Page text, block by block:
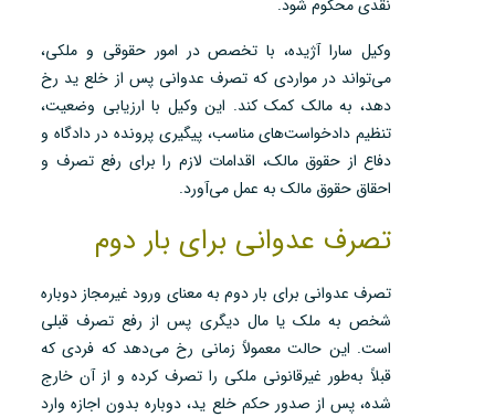
نقدی محکوم شود.
وکیل سارا آژیده، با تخصص در امور حقوقی و ملکی،
می‌تواند در مواردی که تصرف عدوانی پس از خلع ید رخ
دهد، به مالک کمک کند. این وکیل با ارزیابی وضعیت،
تنظیم دادخواست‌های مناسب، پیگیری پرونده در دادگاه و
دفاع از حقوق مالک، اقدامات لازم را برای رفع تصرف و
احقاق حقوق مالک به عمل می‌آورد.
تصرف عدوانی برای بار دوم
تصرف عدوانی برای بار دوم به معنای ورود غیرمجاز دوباره
شخص به ملک یا مال دیگری پس از رفع تصرف قبلی
است. این حالت معمولاً زمانی رخ می‌دهد که فردی که
قبلاً به‌طور غیرقانونی ملکی را تصرف کرده و از آن خارج
شده، پس از صدور حکم خلع ید، دوباره بدون اجازه وارد